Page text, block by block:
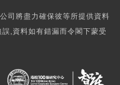
司將盡力確保彼等所提供資料
,資料如有錯漏而令閣下蒙受